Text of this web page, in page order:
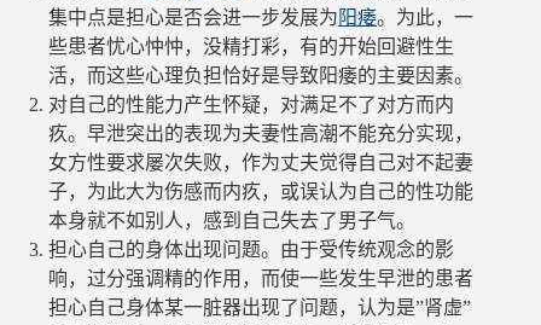
集中点是担心是否会进一步发展为 阳痿。为此，一
些患者忧心忡忡，没精打彩，有的开始回避性生
活，而这些心理负担恰好是导致阳痿的主要因素。
对自己的性能力产生怀疑，对满足不了对方而内
疚。早泄突出的表现为夫妻性高潮不能充分实现，
女方性要求屡次失败，作为丈夫觉得自己对不起妻
子，为此大为伤感而内疚，或误认为自己的性功能
本身就不如别人，感到自己失去了男子气。
担心自己的身体出现问题。由于受传统观念的影
响，过分强调精的作用，而使一些发生早泄的患者
担心自己身体某一脏器出现了问题，认为是”肾虚”